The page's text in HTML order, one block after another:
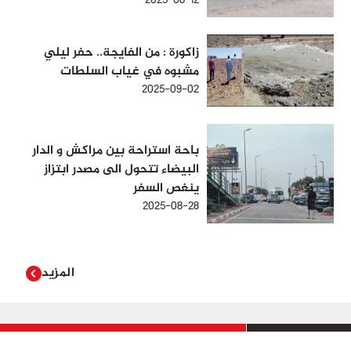
زاكورة : من الفايجة.. حفر ليلي
مشبوه في غياب السلطات
2025-09-02
باحة استراحة بين مراكش و الدار
البيضاء تتحول الى مصدر ابتزاز
ينغص السفر
2025-08-28
المزيد